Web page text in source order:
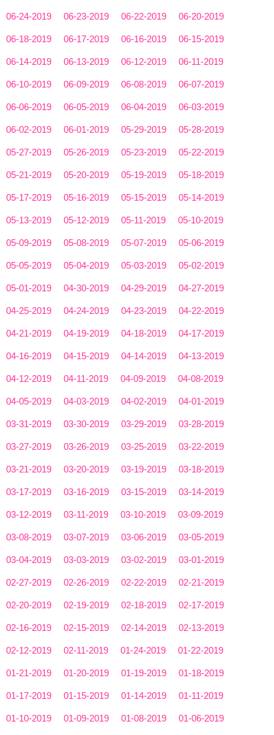
06-24-2019 06-23-2019 06-22-2019 06-20-2019
06-18-2019 06-17-2019 06-16-2019 06-15-2019
06-14-2019 06-13-2019 06-12-2019 06-11-2019
06-10-2019 06-09-2019 06-08-2019 06-07-2019
06-06-2019 06-05-2019 06-04-2019 06-03-2019
06-02-2019 06-01-2019 05-29-2019 05-28-2019
05-27-2019 05-26-2019 05-23-2019 05-22-2019
05-21-2019 05-20-2019 05-19-2019 05-18-2019
05-17-2019 05-16-2019 05-15-2019 05-14-2019
05-13-2019 05-12-2019 05-11-2019 05-10-2019
05-09-2019 05-08-2019 05-07-2019 05-06-2019
05-05-2019 05-04-2019 05-03-2019 05-02-2019
05-01-2019 04-30-2019 04-29-2019 04-27-2019
04-25-2019 04-24-2019 04-23-2019 04-22-2019
04-21-2019 04-19-2019 04-18-2019 04-17-2019
04-16-2019 04-15-2019 04-14-2019 04-13-2019
04-12-2019 04-11-2019 04-09-2019 04-08-2019
04-05-2019 04-03-2019 04-02-2019 04-01-2019
03-31-2019 03-30-2019 03-29-2019 03-28-2019
03-27-2019 03-26-2019 03-25-2019 03-22-2019
03-21-2019 03-20-2019 03-19-2019 03-18-2019
03-17-2019 03-16-2019 03-15-2019 03-14-2019
03-12-2019 03-11-2019 03-10-2019 03-09-2019
03-08-2019 03-07-2019 03-06-2019 03-05-2019
03-04-2019 03-03-2019 03-02-2019 03-01-2019
02-27-2019 02-26-2019 02-22-2019 02-21-2019
02-20-2019 02-19-2019 02-18-2019 02-17-2019
02-16-2019 02-15-2019 02-14-2019 02-13-2019
02-12-2019 02-11-2019 01-24-2019 01-22-2019
01-21-2019 01-20-2019 01-19-2019 01-18-2019
01-17-2019 01-15-2019 01-14-2019 01-11-2019
01-10-2019 01-09-2019 01-08-2019 01-06-2019